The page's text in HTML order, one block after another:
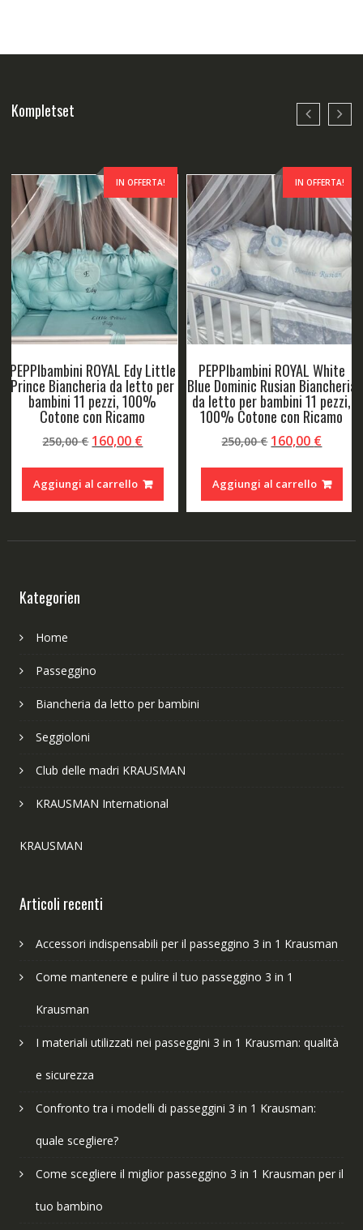
Kompletset
€.
IN OFFERTA!
PEPPIbambini ROYAL Edy Little
Prince Biancheria da letto per
bambini 11 pezzi, 100%
Cotone con Ricamo
250,00€ Il
originale
era:
250,00 €.
160,00 €Il
attuale
è:
160,00 €.
Aggiungi al carrello
IN OFFERTA!
PEPPIbambini ROYAL White
Blue Dominic Rusian Biancheria
da letto per bambini 11 pezzi,
100% Cotone con Ricamo
250,00€ Il
originale
era:
250,00 €.
160,00 €Il
è:
Aggiungi al carrello
Kategorien
Home
Passeggino
Biancheria da letto per bambini
Seggioloni
Club delle madri KRAUSMAN
KRAUSMAN International
KRAUSMAN
Articoli recenti
Accessori indispensabili per il passeggino 3 in 1 Krausman
Come mantenere e pulire il tuo passeggino 3 in 1
Krausman
I materiali utilizzati nei passeggini 3 in 1 Krausman: qualità
e sicurezza
Confronto tra i modelli di passeggini 3 in 1 Krausman:
quale scegliere?
Come scegliere il miglior passeggino 3 in 1 Krausman per il
tuo bambino